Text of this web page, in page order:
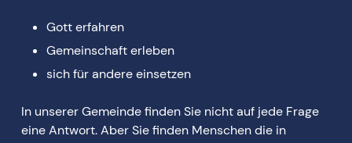
Gott erfahren
Gemeinschaft erleben
sich für andere einsetzen
In unserer Gemeinde finden Sie nicht auf jede Frage
eine Antwort. Aber Sie finden Menschen die in